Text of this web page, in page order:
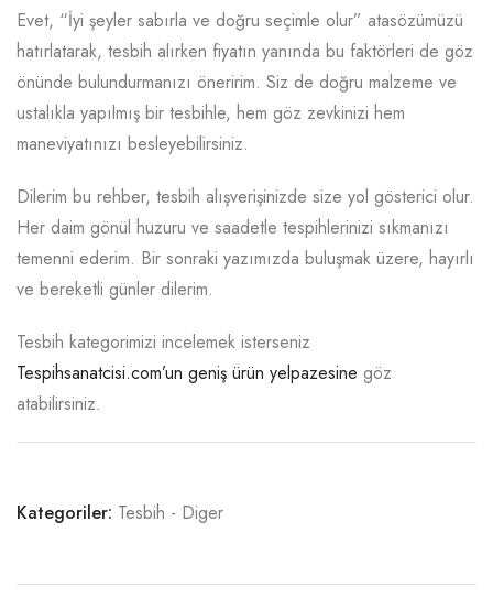
Evet, “İyi şeyler sabırla ve doğru seçimle olur” atasözümüzü
hatırlatarak, tesbih alırken fiyatın yanında bu faktörleri de göz
önünde bulundurmanızı öneririm. Siz de doğru malzeme ve
ustalıkla yapılmış bir tesbihle, hem göz zevkinizi hem
maneviyatınızı besleyebilirsiniz.
Dilerim bu rehber, tesbih alışverişinizde size yol gösterici olur.
Her daim gönül huzuru ve saadetle tespihlerinizi sıkmanızı
temenni ederim. Bir sonraki yazımızda buluşmak üzere, hayırlı
ve bereketli günler dilerim.
Tesbih kategorimizi incelemek isterseniz
Tespihsanatcisi.com’un geniş ürün yelpazesine göz
atabilirsiniz.
Kategoriler: Tesbih - Diger